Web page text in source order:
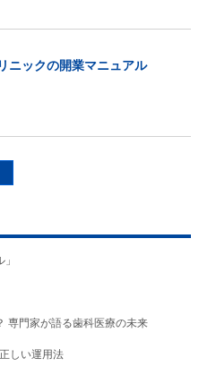
ニックの開業マニュアル
専門家が語る歯科医療の未来
しい運用法